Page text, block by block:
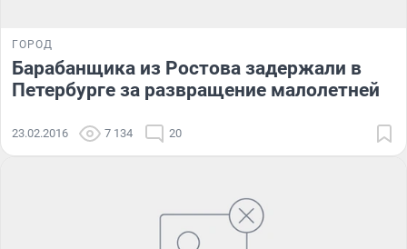
ГОРОД
Барабанщика из Ростова задержали в
Петербурге за развращение малолетней
23.02.2016 7 134 20